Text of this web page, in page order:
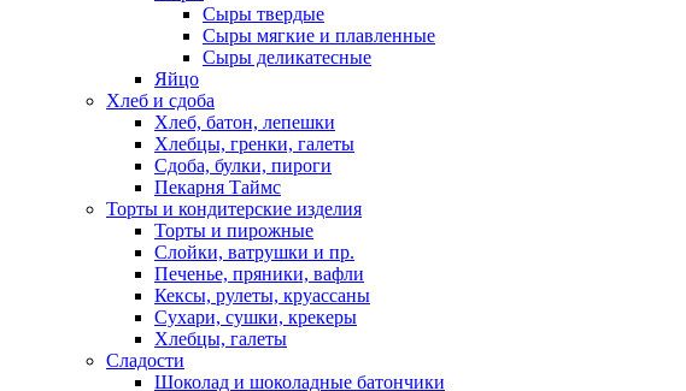
Сыры твердые
Сыры мягкие и плавленные
Сыры деликатесные
Яйцо
Хлеб и сдоба
Хлеб, батон, лепешки
Хлебцы, гренки, галеты
Сдоба, булки, пироги
Пекарня Таймс
Торты и кондитерские изделия
Торты и пирожные
Слойки, ватрушки и пр.
Печенье, пряники, вафли
Кексы, рулеты, круассаны
Сухари, сушки, крекеры
Хлебцы, галеты
Сладости
Шоколад и шоколадные батончики